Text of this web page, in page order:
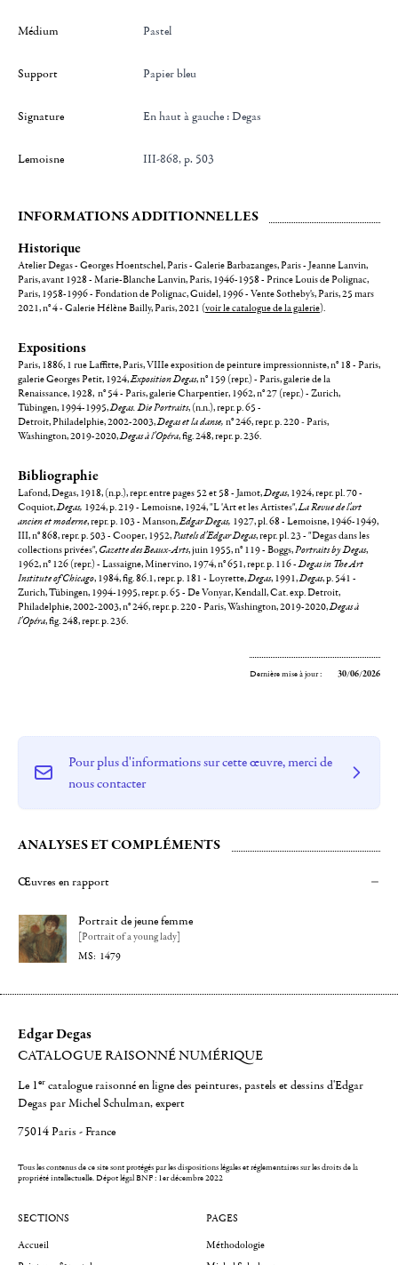
Médium Pastel
Support Papier bleu
Signature en haut à gauche : Degas
Lemoisne III-868, p. 503
INFORMATIONS ADDITIONNELLES
Historique
Atelier Degas - Georges Hoentschel, Paris - Galerie Barbazanges, Paris - Jeanne Lanvin,
Paris, avant 1928 - Marie-Blanche Lanvin, Paris, 1946-1958 - Prince Louis de Polignac,
Paris, 1958-1996 - Fondation de Polignac, Guidel, 1996 - Vente Sotheby's, Paris, 25 mars
2021, n° 4 - Galerie Hélène Bailly, Paris, 2021 (voir le catalogue de la galerie).
Expositions
Paris, 1886, 1 rue Laffitte, Paris, VIIIe exposition de peinture impressionniste, n° 18 - Paris,
galerie Georges Petit, 1924,Exposition Degas, n° 159 (repr.) - Paris, galerie de la
Renaissance, 1928, n° 54 - Paris, galerie Charpentier, 1962, n° 27 (repr.) - Zurich,
Tübingen, 1994-1995,Degas. Die Portraits, (n.n.), repr. p. 65 -
Detroit, Philadelphie, 2002-2003,Degas et la danse, n° 246, repr. p. 220-Paris,
Washington, 2019-2020,Degas à l'Opéra, fig. 248, repr. p. 236.
Bibliographie
Lafond, Degas, 1918, (n.p.), repr. entre pages 52 et 58 - Jamot,Degas, 1924, repr. pl. 70 -
Coquiot,Degas, 1924, p. 219 - Lemoisne, 1924, "L 'Art et les Artistes",LaRevue de l'art
ancien et moderne, repr. p. 103 - Manson,Edgar Degas, 1927, pl. 68 - Lemoisne, 1946-1949,
III, n° 868, repr. p. 503 - Cooper, 1952,Pastels d'Edgar Degas, repr. pl. 23 - "Degas dans les
collections privées", Gazette des Beaux-Arts, juin 1955, n° 119 - Boggs,Portraits by Degas,
1962, n° 126 (repr.) - Lassaigne, Minervino, 1974, n° 651, repr. p. 116 -Degas in The Art
Institute of Chicago, 1984, fig. 86.1, repr. p. 181 - Loyrette,Degas, 1991,Degas, p. 541 -
Zurich, Tübingen, 1994-1995, repr. p. 65 - De Vonyar, Kendall, Cat. exp. Detroit,
Philadelphie, 2002-2003, n° 246, repr. p. 220 - Paris, Washington, 2019-2020,Degas à
l'Opéra, fig. 248, repr. p. 236.
Dernière mise à jour : 30/06/2026
Pour plus d'informations sur cette œuvre, merci de
nous contacter
ANALYSES ET COMPLÉMENTS
Œuvres en rapport
Portrait de jeune femme
[Portrait of a young lady]
1479
Edgar Degas
CATALOGUE RAISONNÉ NUMÉRIQUE
Le 1er catalogue raisonné en ligne des peintures, pastels et dessins d'Edgar
Degas par Michel Schulman, expert
75014 Paris - France
Tous les contenus de ce site sont protégés par les dispositions légales et réglementaires sur les droits de la
propriété intellectuelle.Dépot légal BNF : 1er décembre 2022
SECTIONS
Accueil
PAGES
Méthodologie